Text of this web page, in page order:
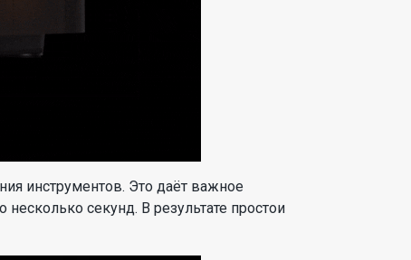
инструментов. Это даёт важное
секунд. В результате простои